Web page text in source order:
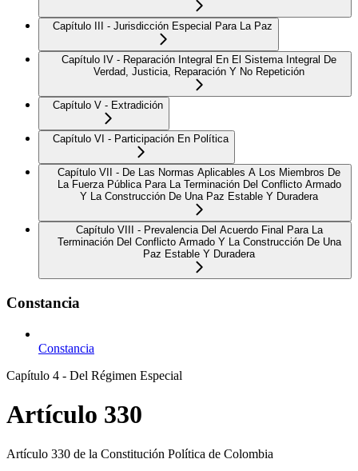
Capítulo III - Jurisdicción Especial Para La Paz
Capítulo IV - Reparación Integral En El Sistema Integral De
Verdad, Justicia, Reparación Y No Repetición
Capítulo V - Extradición
Capítulo VI - Participación En Política
Capítulo VII - De Las Normas Aplicables A Los Miembros De
La Fuerza Pública Para La Terminación Del Conflicto Armado
Y La Construcción De Una Paz Estable Y Duradera
Capítulo VIII - Prevalencia Del Acuerdo Final Para La
Terminación Del Conflicto Armado Y La Construcción De Una
Paz Estable Y Duradera
Constancia
Constancia
Capítulo 4 - Del Régimen Especial
Artículo 330
Artículo 330 de la Constitución Política de Colombia